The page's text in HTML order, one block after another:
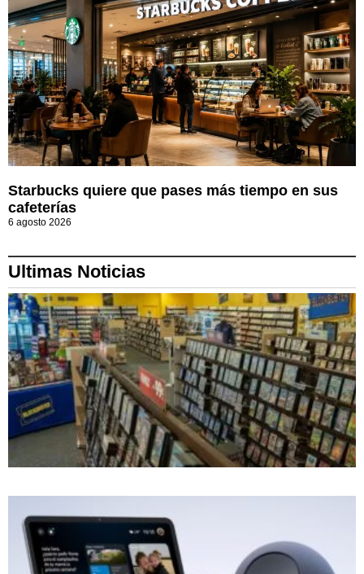
Starbucks quiere que pases más tiempo en sus
cafeterías
6 agosto 2026
Ultimas Noticias